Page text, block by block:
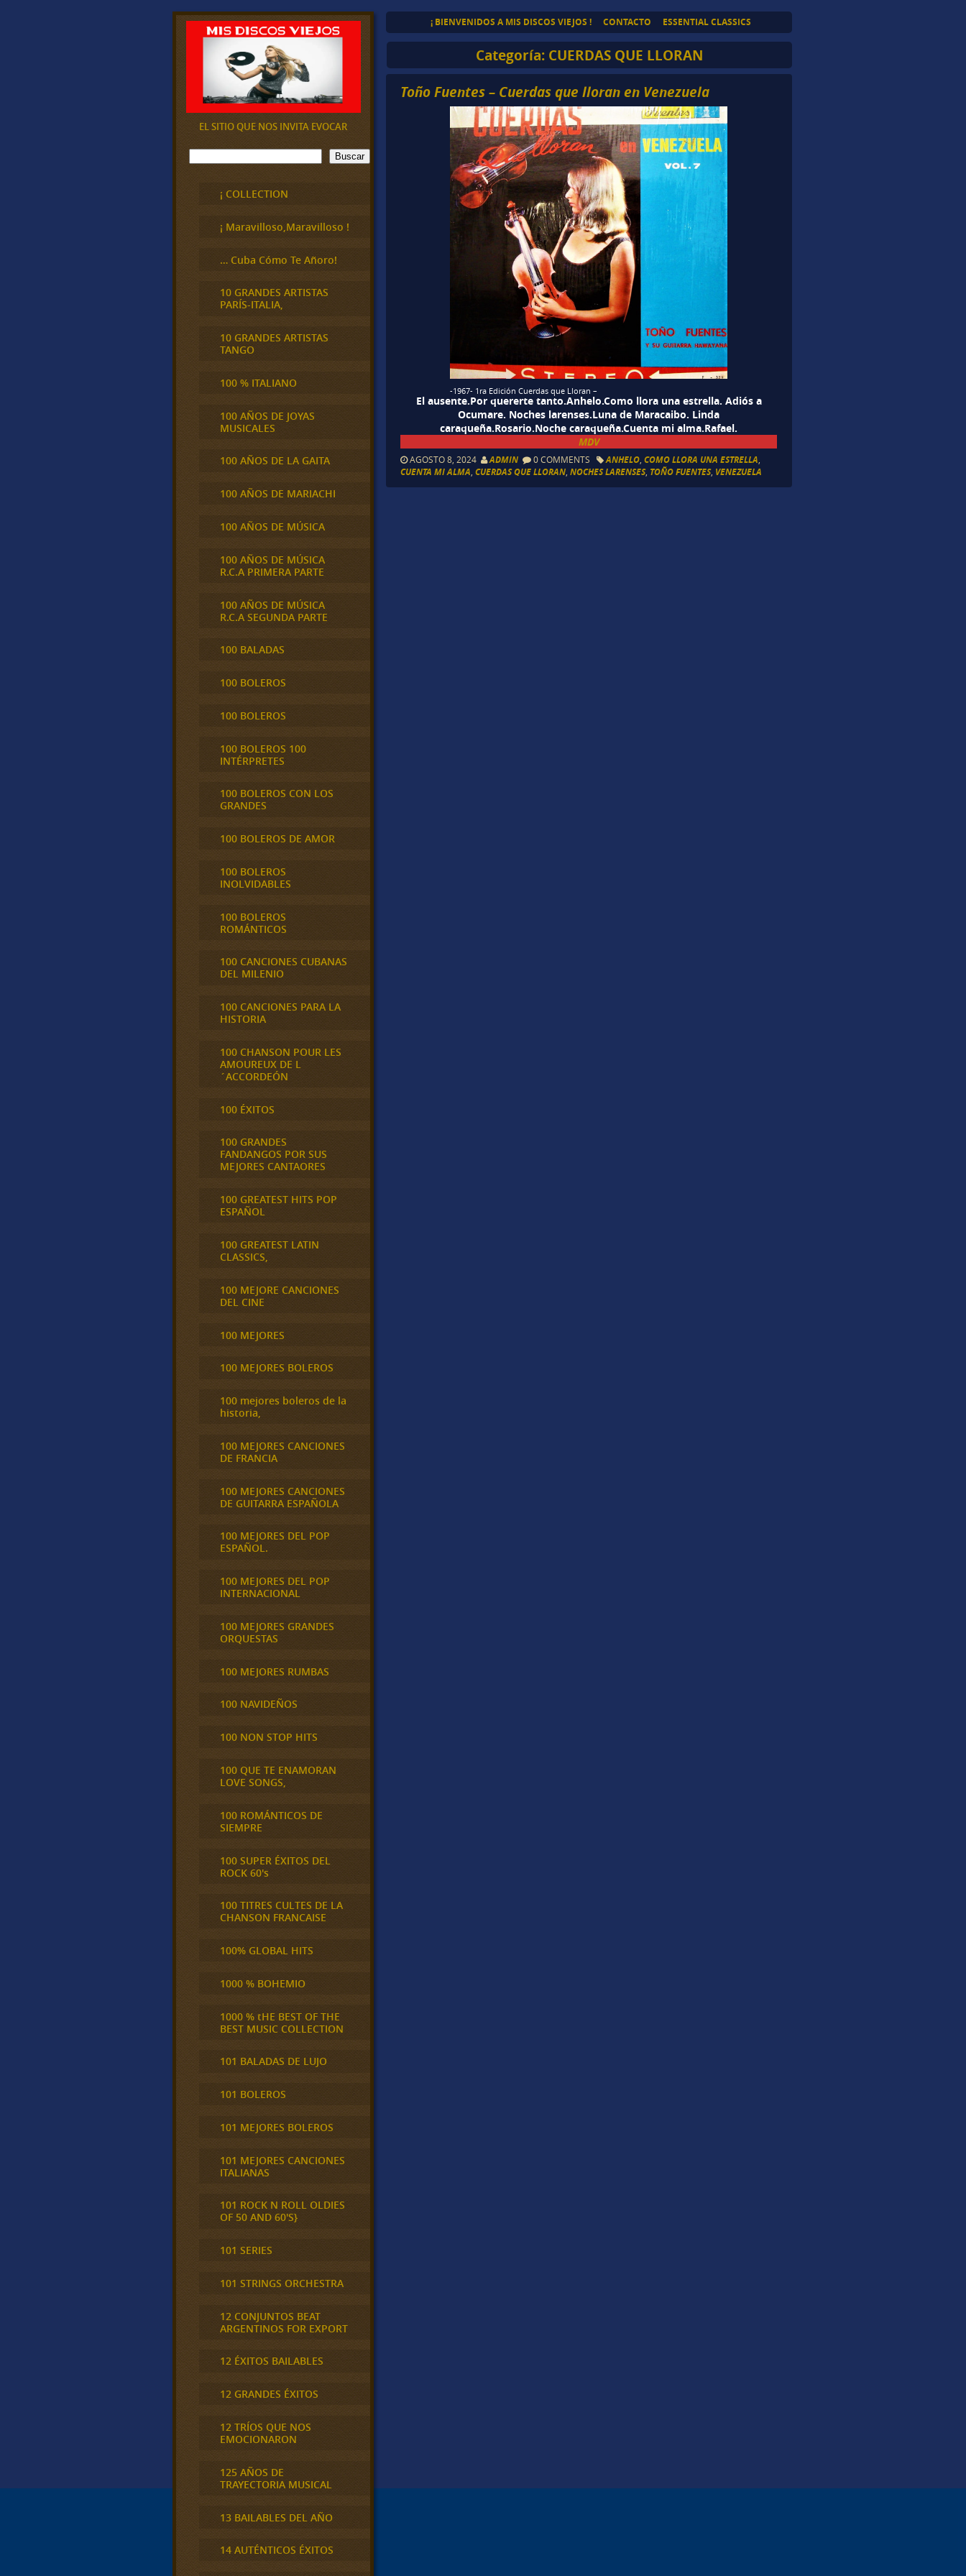
¡ BIENVENIDOS A MIS DISCOS VIEJOS ! CONTACTO ESSENTIAL CLASSICS
Categoría: CUERDAS QUE LLORAN
Toño Fuentes – Cuerdas que lloran en Venezuela
-1967- 1ra Edición Cuerdas que Lloran –
El ausente.Por quererte tanto.Anhelo.Como llora una estrella. Adiós a
Ocumare. Noches larenses.Luna de Maracaibo. Linda
caraqueña.Rosario.Noche caraqueña.Cuenta mi alma.Rafael.
MDV
AGOSTO 8, 2024 ADMIN 0 COMMENTS ANHELO ,COMO LLORA UNA ESTRELLA
CUENTA MI ALMA ,CUERDAS QUE LLORAN ,NOCHES LARENSES, TOÑO FUENTES, VENEZUELA
EL SITIO QUE NOS INVITA EVOCAR
B
u
Buscar
¡ COLLECTION
¡ Maravilloso,Maravilloso !
… Cuba Cómo Te Añoro!
10 GRANDES ARTISTAS
PARÍS-ITALIA,
10 GRANDES ARTISTAS
TANGO
100 % ITALIANO
100 AÑOS DE JOYAS
MUSICALES
100 AÑOS DE LA GAITA
100 AÑOS DE MARIACHI
100 AÑOS DE MÚSICA
100 AÑOS DE MÚSICA
R.C.A PRIMERA PARTE
100 AÑOS DE MÚSICA
R.C.A SEGUNDA PARTE
100 BALADAS
100 BOLEROS
100 BOLEROS
100 BOLEROS 100
INTÉRPRETES
100 BOLEROS CON LOS
GRANDES
100 BOLEROS DE AMOR
100 BOLEROS
INOLVIDABLES
100 BOLEROS
ROMÁNTICOS
100 CANCIONES CUBANAS
DEL MILENIO
100 CANCIONES PARA LA
HISTORIA
100 CHANSON POUR LES
AMOUREUX DE L
´ACCORDEÓN
100 ÉXITOS
100 GRANDES
FANDANGOS POR SUS
MEJORES CANTAORES
100 GREATEST HITS POP
ESPAÑOL
100 GREATEST LATIN
CLASSICS,
100 MEJORE CANCIONES
DEL CINE
100 MEJORES
100 MEJORES BOLEROS
100 mejores boleros de la
historia,
100 MEJORES CANCIONES
DE FRANCIA
100 MEJORES CANCIONES
DE GUITARRA ESPAÑOLA
100 MEJORES DEL POP
ESPAÑOL.
100 MEJORES DEL POP
INTERNACIONAL
100 MEJORES GRANDES
ORQUESTAS
100 MEJORES RUMBAS
100 NAVIDEÑOS
100 NON STOP HITS
100 QUE TE ENAMORAN
LOVE SONGS,
100 ROMÁNTICOS DE
SIEMPRE
100 SUPER ÉXITOS DEL
ROCK 60's
100 TITRES CULTES DE LA
CHANSON FRANCAISE
100% GLOBAL HITS
1000 % BOHEMIO
1000 % tHE BEST OF THE
BEST MUSIC COLLECTION
101 BALADAS DE LUJO
101 BOLEROS
101 MEJORES BOLEROS
101 MEJORES CANCIONES
ITALIANAS
101 ROCK N ROLL OLDIES
OF 50 AND 60'S}
101 SERIES
101 STRINGS ORCHESTRA
12 CONJUNTOS BEAT
ARGENTINOS FOR EXPORT
12 ÉXITOS BAILABLES
12 GRANDES ÉXITOS
12 TRÍOS QUE NOS
EMOCIONARON
125 AÑOS DE
TRAYECTORIA MUSICAL
13 BAILABLES DEL AÑO
14 AUTÉNTICOS ÉXITOS